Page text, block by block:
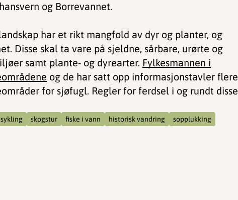
og Borrevannet.
har et rikt mangfold av dyr og planter, og
Disse skal ta vare på sjeldne, sårbare, urørte og
samt plante- og dyrearter. Fylkesmannen i
og de har satt opp informasjonstavler flere
for sjøfugl. Regler for ferdsel i og rundt disse
sykling skogstur fiske i vann historisk vandring
sopplukking